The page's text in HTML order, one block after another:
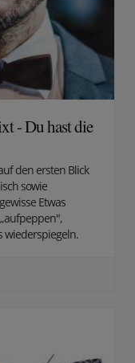
- Du hast die
den ersten Blick
sowie
Etwas
wiederspiegeln.